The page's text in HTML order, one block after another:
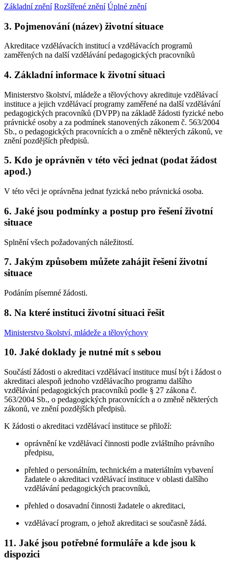
Základní znění Rozšířené znění Úplné znění
3. Pojmenování (název) životní situace
Akreditace vzdělávacích institucí a vzdělávacích programů
zaměřených na další vzdělávání pedagogických pracovníků
4. Základní informace k životní situaci
Ministerstvo školství, mládeže a tělovýchovy akredituje vzdělávací
instituce a jejich vzdělávací programy zaměřené na další vzdělávání
pedagogických pracovníků (DVPP) na základě žádosti fyzické nebo
právnické osoby a za podmínek stanovených zákonem č. 563/2004
Sb., o pedagogických pracovnících a o změně některých zákonů, ve
znění pozdějších předpisů.
5. Kdo je oprávněn v této věci jednat (podat žádost
apod.)
V této věci je oprávněna jednat fyzická nebo právnická osoba.
6. Jaké jsou podmínky a postup pro řešení životní
situace
Splnění všech požadovaných náležitostí.
7. Jakým způsobem můžete zahájit řešení životní
situace
Podáním písemné žádosti.
8. Na které instituci životní situaci řešit
Ministerstvo školství, mládeže a tělovýchovy
10. Jaké doklady je nutné mít s sebou
Součástí žádosti o akreditaci vzdělávací instituce musí být i žádost o
akreditaci alespoň jednoho vzdělávacího programu dalšího
vzdělávání pedagogických pracovníků podle § 27 zákona č.
563/2004 Sb., o pedagogických pracovnících a o změně některých
zákonů, ve znění pozdějších předpisů.
K žádosti o akreditaci vzdělávací instituce se přiloží:
oprávnění ke vzdělávací činnosti podle zvláštního právního
předpisu,
přehled o personálním, technickém a materiálním vybavení
žadatele o akreditaci vzdělávací instituce v oblasti dalšího
vzdělávání pedagogických pracovníků,
přehled o dosavadní činnosti žadatele o akreditaci,
vzdělávací program, o jehož akreditaci se současně žádá.
11. Jaké jsou potřebné formuláře a kde jsou k
dispozici